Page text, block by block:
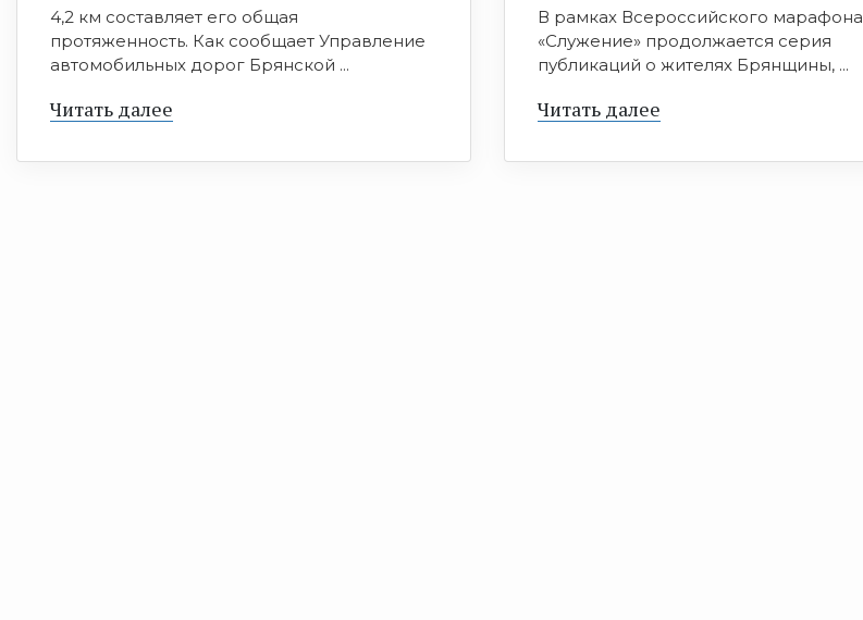
4,2 км составляет его общая
протяженность. Как сообщает Управление
автомобильных дорог Брянской ...
Читать далее
В рамках Всероссийского марафона
«Служение» продолжается серия
публикаций о жителях Брянщины, ...
Читать далее